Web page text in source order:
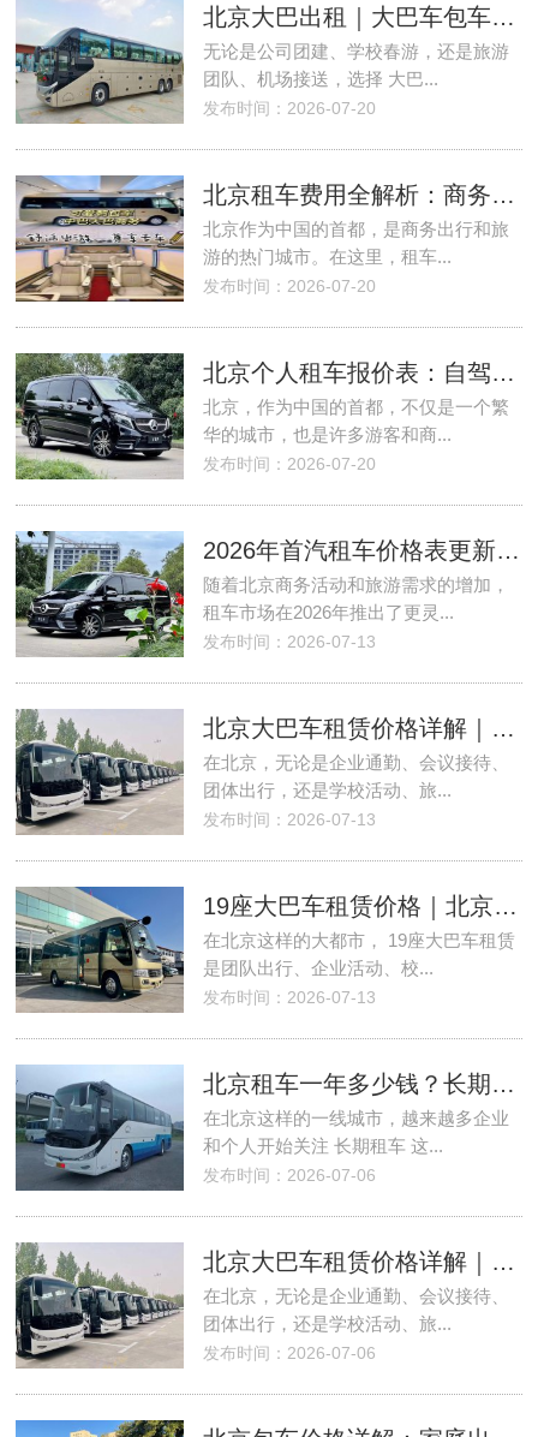
北京大巴出租｜大巴车包车一天多少钱？2026最新参考价格与实用攻略
无论是公司团建、学校春游，还是旅游
团队、机场接送，选择 大巴...
发布时间：2026-07-20
北京租车费用全解析：商务出行与旅游包车
北京作为中国的首都，是商务出行和旅
游的热门城市。在这里，租车...
发布时间：2026-07-20
北京个人租车报价表：自驾租车热门车型及价格解析
北京，作为中国的首都，不仅是一个繁
华的城市，也是许多游客和商...
发布时间：2026-07-20
2026年首汽租车价格表更新版：奔驰、帕萨特、迈巴赫及别克GL8租赁详解
随着北京商务活动和旅游需求的增加，
租车市场在2026年推出了更灵...
发布时间：2026-07-13
北京大巴车租赁价格详解｜北京首汽租车公司让包车更省心、更透明
在北京，无论是企业通勤、会议接待、
团体出行，还是学校活动、旅...
发布时间：2026-07-13
19座大巴车租赁价格｜北京首汽租车公司专业解读与真实案例
在北京这样的大都市， 19座大巴车租赁
是团队出行、企业活动、校...
发布时间：2026-07-13
北京租车一年多少钱？长期租车价格解析，北京首汽租车公司更省心
在北京这样的一线城市，越来越多企业
和个人开始关注 长期租车 这...
发布时间：2026-07-06
北京大巴车租赁价格详解｜北京首汽租车公司让包车更省心、更透明
在北京，无论是企业通勤、会议接待、
团体出行，还是学校活动、旅...
发布时间：2026-07-06